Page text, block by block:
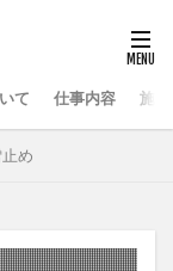
て 仕事内容 施
め